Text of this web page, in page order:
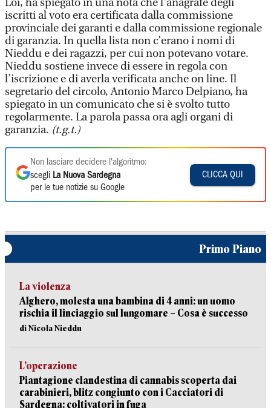
Loi, ha spiegato in una nota che l’anagrafe degli
iscritti al voto era certificata dalla commissione
provinciale dei garanti e dalla commissione regionale
di garanzia. In quella lista non c’erano i nomi di
Nieddu e dei ragazzi, per cui non potevano votare.
Nieddu sostiene invece di essere in regola con
l’iscrizione e di averla verificata anche on line. Il
segretario del circolo, Antonio Marco Delpiano, ha
spiegato in un comunicato che si è svolto tutto
regolarmente. La parola passa ora agli organi di
garanzia. (t.g.t.)
Non lasciare decidere l'algoritmo:
scegli La Nuova Sardegna
per le tue notizie su Google
CLICCA QUI
Primo Piano
La violenza
Alghero, molesta una bambina di 4 anni: un uomo
rischia il linciaggio sul lungomare – Cosa è successo
di Nicola Nieddu
L’operazione
Piantagione clandestina di cannabis scoperta dai
carabinieri, blitz congiunto con i Cacciatori di
Sardegna: coltivatori in fuga